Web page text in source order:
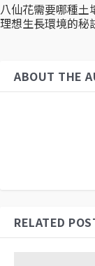
八仙花需要哪種土
理想生長環境的秘
ABOUT THE
RELATED